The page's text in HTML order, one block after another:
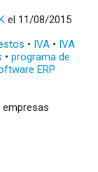
el 11/08/2015
• IVA • IVA
•programa de
ERP